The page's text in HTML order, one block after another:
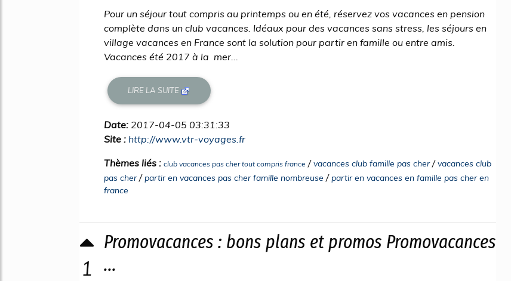
Pour un séjour tout compris au printemps ou en été, réservez vos vacances en pension
complète dans un club vacances. Idéaux pour des vacances sans stress, les séjours en
village vacances en France sont la solution pour partir en famille ou entre amis.
Vacances été 2017 à la mer...
LIRE LA SUITE
Date: 2017-04-05 03:31:33
Site : http://www.vtr-voyages.fr
Thèmes liés : club vacances pas cher tout compris france /vacances club famille pas cher/vacances club
pas cher/partir en vacances pas cher famille nombreuse /partir en vacances en famille pas cher en
france
1
Promovacances : bons plans et promos Promovacances
...